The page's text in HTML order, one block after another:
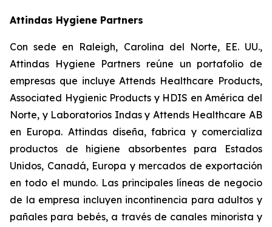
Attindas Hygiene Partners
Con sede en Raleigh, Carolina del Norte, EE. UU.,
Attindas Hygiene Partners reúne un portafolio de
empresas que incluye Attends Healthcare Products,
Associated Hygienic Products y HDIS en América del
Norte, y Laboratorios Indas y Attends Healthcare AB
en Europa. Attindas diseña, fabrica y comercializa
productos de higiene absorbentes para Estados
Unidos, Canadá, Europa y mercados de exportación
en todo el mundo. Las principales líneas de negocio
de la empresa incluyen incontinencia para adultos y
pañales para bebés, a través de canales minorista y